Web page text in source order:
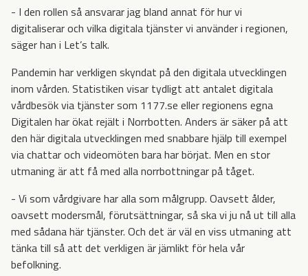
- I den rollen så ansvarar jag bland annat för hur vi
digitaliserar och vilka digitala tjänster vi använder i regionen,
säger han i Let’s talk.
Pandemin har verkligen skyndat på den digitala utvecklingen
inom vården. Statistiken visar tydligt att antalet digitala
vårdbesök via tjänster som 1177.se eller regionens egna
Digitalen har ökat rejält i Norrbotten. Anders är säker på att
den här digitala utvecklingen med snabbare hjälp till exempel
via chattar och videomöten bara har börjat. Men en stor
utmaning är att få med alla norrbottningar på tåget.
- Vi som vårdgivare har alla som målgrupp. Oavsett ålder,
oavsett modersmål, förutsättningar, så ska vi ju nå ut till alla
med sådana här tjänster. Och det är väl en viss utmaning att
tänka till så att det verkligen är jämlikt för hela vår
befolkning.